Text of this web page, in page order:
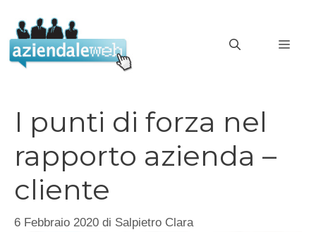
contenuto
I punti di forza nel
rapporto azienda –
cliente
6 Febbraio 2020 di Salpietro Clara